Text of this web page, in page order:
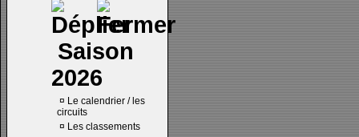
Saison
2026
¤ Le calendrier / les
circuits
¤ Les classements